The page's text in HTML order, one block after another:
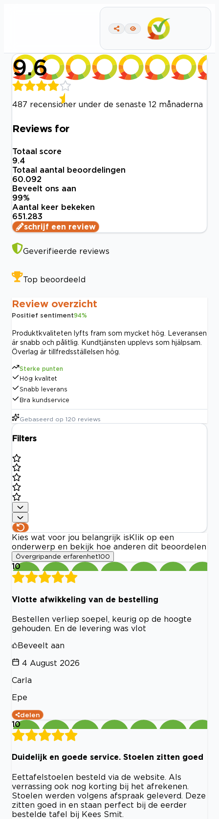
9.6
487 recensioner under de senaste 12 månaderna
Reviews for
Totaal score
9.4
Totaal aantal beoordelingen
60.092
Beveelt ons aan
99%
Aantal keer bekeken
651.283
schrijf een review
Geverifieerde reviews
Top beoordeeld
Review overzicht
Positief sentiment94%
Produktkvaliteten lyfts fram som mycket hög. Leveransen
är snabb och pålitlig. Kundtjänsten upplevs som hjälpsam.
Överlag är tillfredsställelsen hög.
Sterke punten
Hög kvalitet
Snabb leverans
Bra kundservice
Gebaseerd op 120 reviews
Filters
Kies wat voor jou belangrijk is Klik op een
onderwerp en bekijk hoe anderen dit beoordelen
Övergripande erfarenhet100
10
Vlotte afwikkeling van de bestelling
Bestellen verliep soepel, keurig op de hoogte
gehouden. En de levering was vlot
Beveelt aan
4 August 2026
Carla
Epe
delen
10
Duidelijk en goede service. Stoelen zitten goed
Eettafelstoelen besteld via de website. Als
verrassing ook nog korting bij het afrekenen.
Stoelen werden volgens afspraak geleverd. Deze
zitten goed in en staan perfect bij de eerder
bestelde tafel bij Kees Smit.